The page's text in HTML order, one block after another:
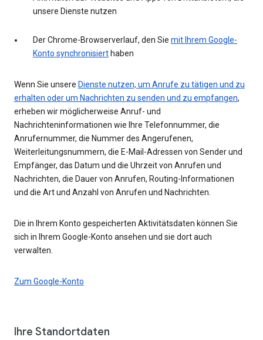
unsere Dienste nutzen
Der Chrome-Browserverlauf, den Sie mit Ihrem Google-
Konto synchronisiert haben
Wenn Sie unsere Dienste nutzen, um Anrufe zu tätigen und zu
erhalten oder um Nachrichten zu senden und zu empfangen,
erheben wir möglicherweise Anruf- und
Nachrichteninformationen wie Ihre Telefonnummer, die
Anrufernummer, die Nummer des Angerufenen,
Weiterleitungsnummern, die E-Mail-Adressen von Sender und
Empfänger, das Datum und die Uhrzeit von Anrufen und
Nachrichten, die Dauer von Anrufen, Routing-Informationen
und die Art und Anzahl von Anrufen und Nachrichten.
Die in Ihrem Konto gespeicherten Aktivitätsdaten können Sie
sich in Ihrem Google-Konto ansehen und sie dort auch
verwalten.
Zum Google-Konto
Ihre Standortdaten